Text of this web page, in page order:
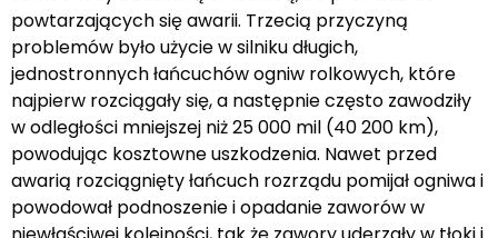
powtarzających się awarii. Trzecią przyczyną
problemów było użycie w silniku długich,
jednostronnych łańcuchów ogniw rolkowych, które
najpierw rozciągały się, a następnie często zawodziły
w odległości mniejszej niż 25 000 mil (40 200 km),
powodując kosztowne uszkodzenia. Nawet przed
awarią rozciągnięty łańcuch rozrządu pomijał ogniwa i
powodował podnoszenie i opadanie zaworów w